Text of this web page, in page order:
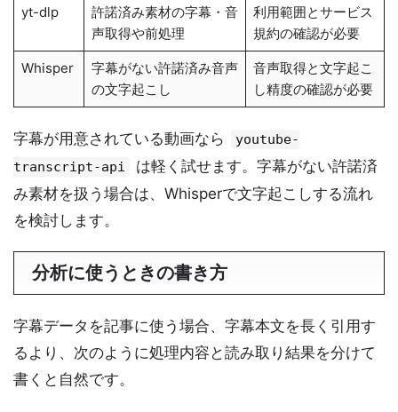
yt-dlp
許諾済み素材の字幕・音
声取得や前処理
利用範囲とサービス
規約の確認が必要
Whisper
字幕がない許諾済み音声
の文字起こし
音声取得と文字起こ
し精度の確認が必要
字幕が用意されている動画なら
youtube-
transcript-api
は軽く試せます。字幕がない許諾済
み素材を扱う場合は、Whisperで文字起こしする流れ
を検討します。
分析に使うときの書き方
字幕データを記事に使う場合、字幕本文を長く引用す
るより、次のように処理内容と読み取り結果を分けて
書くと自然です。